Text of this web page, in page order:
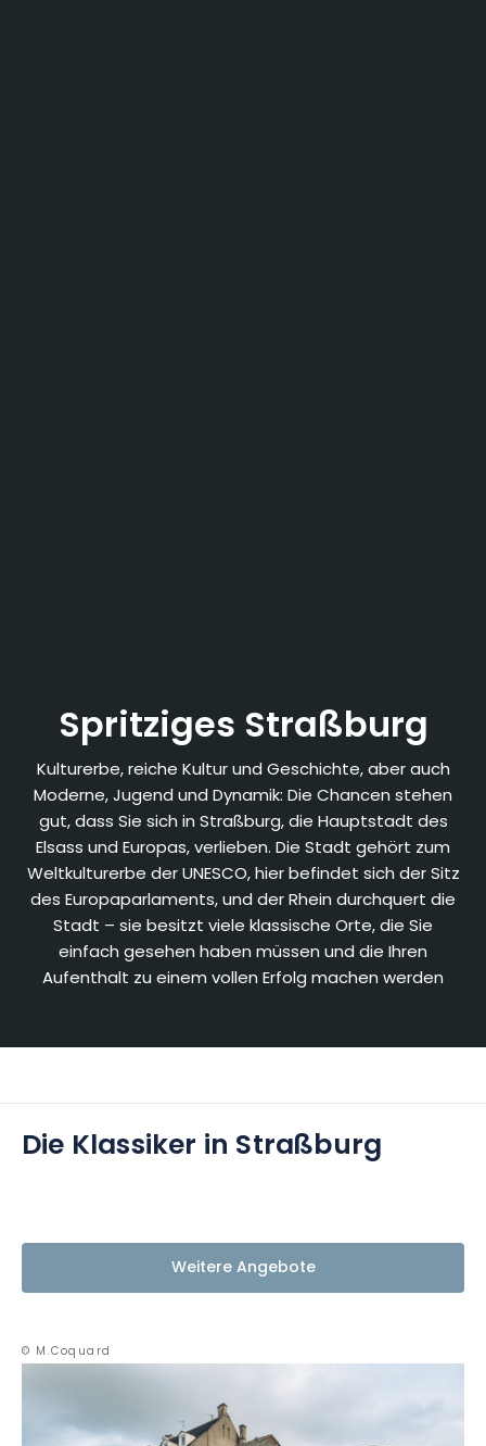
Spritziges Straßburg
Kulturerbe, reiche Kultur und Geschichte, aber auch
Moderne, Jugend und Dynamik: Die Chancen stehen
gut, dass Sie sich in Straßburg, die Hauptstadt des
Elsass und Europas, verlieben. Die Stadt gehört zum
Weltkulturerbe der UNESCO, hier befindet sich der Sitz
des Europaparlaments, und der Rhein durchquert die
Stadt – sie besitzt viele klassische Orte, die Sie
einfach gesehen haben müssen und die Ihren
Aufenthalt zu einem vollen Erfolg machen werden
Die Klassiker in Straßburg
Weitere Angebote
© M.Coquard